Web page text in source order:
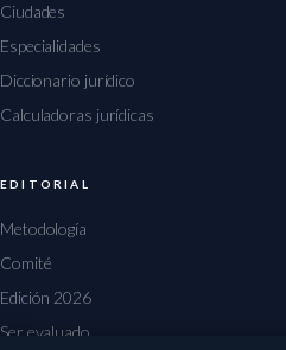
Ciudades
Especialidades
Diccionario jurídico
Calculadoras jurídicas
EDITORIAL
Metodología
Comité
Edición 2026
Ser evaluado